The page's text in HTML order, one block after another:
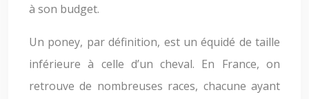
à son budget.
Un poney, par définition, est un équidé de taille
inférieure à celle d’un cheval. En France, on
retrouve de nombreuses races, chacune ayant